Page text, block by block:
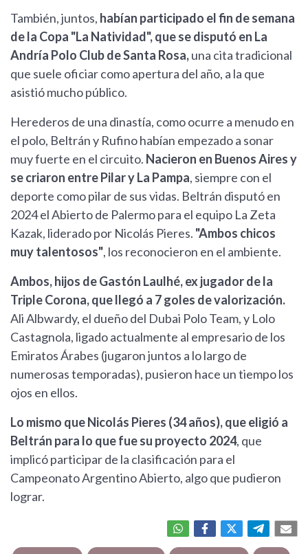
También, juntos, habían participado el fin de semana
de la Copa "La Natividad", que se disputó en La
Andría Polo Club de Santa Rosa,una cita tradicional
que suele oficiar como apertura del año, a la que
asistió mucho público.
Herederos de una dinastía, como ocurre a menudo en
el polo, Beltrán y Rufino habían empezado a sonar
muy fuerte en el circuito. Nacieron en Buenos Aires y
se criaron entre Pilar y La Pampa, siempre con el
deporte como pilar de sus vidas. Beltrán disputó en
2024 el Abierto de Palermo para el equipo La Zeta
Kazak, liderado por Nicolás Pieres. "Ambos chicos
muy talentosos", los reconocieron en el ambiente.
Ambos, hijos de Gastón Laulhé, ex jugador de la
Triple Corona, que llegó a 7 goles de valorización.
Ali Albwardy, el dueño del Dubai Polo Team, y Lolo
Castagnola, ligado actualmente al empresario de los
Emiratos Árabes (jugaron juntos a lo largo de
numerosas temporadas), pusieron hace un tiempo los
ojos en ellos.
Lo mismo que Nicolás Pieres (34 años), que eligió a
Beltrán para lo que fue su proyecto 2024, que
implicó participar de la clasificación para el
Campeonato Argentino Abierto, algo que pudieron
lograr.